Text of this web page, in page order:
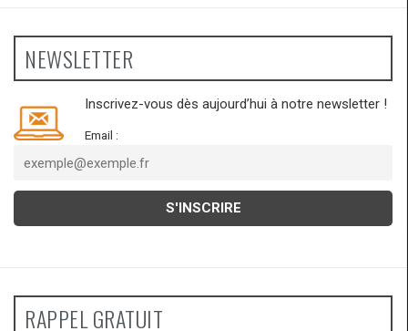
NEWSLETTER
Inscrivez-vous dès aujourd’hui à notre newsletter !
Email :
RAPPEL GRATUIT